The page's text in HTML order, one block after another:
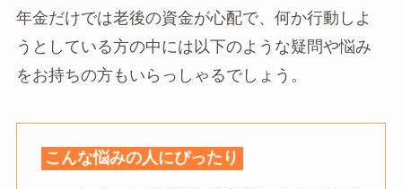
年金だけでは老後の資金が心配で、何か行動しよ
うとしている方の中には以下のような疑問や悩み
をお持ちの方もいらっしゃるでしょう。
こんな悩みの人にぴったり